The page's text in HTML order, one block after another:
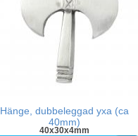
Hänge, dubbeleggad yxa (ca
40mm)
40x30x4mm